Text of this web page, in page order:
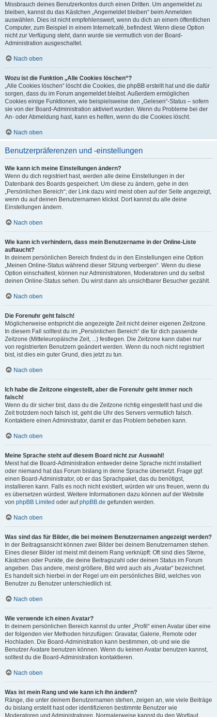
Missbrauch deines Benutzerkontos durch einen Dritten. Um angemeldet zu
bleiben, kannst du das Kästchen „Angemeldet bleiben“ beim Anmelden
auswählen. Dies ist nicht empfehlenswert, wenn du dich an einem öffentlichen
Computer, zum Beispiel in einem Internetcafé, befindest. Wenn diese Option
nicht zur Verfügung steht, dann wurde sie vermutlich von der Board-
Administration ausgeschaltet.
Nach oben
Wozu ist die Funktion „Alle Cookies löschen“?
„Alle Cookies löschen“ löscht die Cookies, die phpBB erstellt hat und die dafür
sorgen, dass du im Forum angemeldet bleibst. Außerdem ermöglichen
Cookies einige Funktionen, wie beispielsweise den „Gelesen“-Status – sofern
sie von der Board-Administration aktiviert wurden. Wenn du Probleme bei der
An- oder Abmeldung hast, kann es helfen, wenn du die Cookies löscht.
Nach oben
Benutzerpräferenzen und -einstellungen
Wie kann ich meine Einstellungen ändern?
Wenn du dich registriert hast, werden alle deine Einstellungen in der
Datenbank des Boards gespeichert. Um diese zu ändern, gehe in den
„Persönlichen Bereich“; der Link dazu wird meist oben auf der Seite angezeigt,
wenn du auf deinen Benutzernamen klickst. Dort kannst du alle deine
Einstellungen ändern.
Nach oben
Wie kann ich verhindern, dass mein Benutzername in der Online-Liste
auftaucht?
In deinem persönlichen Bereich findest du in den Einstellungen eine Option
„Meinen Online-Status während dieser Sitzung verbergen“. Wenn du diese
Option einschaltest, können nur Administratoren, Moderatoren und du selbst
deinen Online-Status sehen. Du wirst dann als unsichtbarer Besucher gezählt.
Nach oben
Die Forenuhr geht falsch!
Möglicherweise entspricht die angezeigte Zeit nicht deiner eigenen Zeitzone.
In diesem Fall solltest du im „Persönlichen Bereich“ die für dich passende
Zeitzone (Mitteleuropäische Zeit, ...) festlegen. Die Zeitzone kann dabei nur
von registrierten Benutzern geändert werden. Wenn du noch nicht registriert
bist, ist dies ein guter Grund, dies jetzt zu tun.
Nach oben
Ich habe die Zeitzone eingestellt, aber die Forenuhr geht immer noch
falsch!
Wenn du dir sicher bist, dass du die Zeitzone richtig eingestellt hast und die
Zeit trotzdem noch falsch ist, geht die Uhr des Servers vermutlich falsch.
Kontaktiere einen Administrator, damit er das Problem beheben kann.
Nach oben
Meine Sprache steht auf diesem Board nicht zur Auswahl!
Meist hat die Board-Administration entweder deine Sprache nicht installiert
oder niemand hat das Forum bislang in deine Sprache übersetzt. Frage ggf.
einen Board-Administrator, ob er das Sprachpaket, das du benötigst,
installieren kann. Falls es noch nicht existiert, würden wir uns freuen, wenn du
es übersetzen würdest. Weitere Informationen dazu können auf der Website
von phpBB Limited oder aufphpBB.de gefunden werden.
Nach oben
Was sind das für Bilder, die bei meinem Benutzernamen angezeigt werden?
In der Beitragsansicht können zwei Bilder bei deinem Benutzernamen stehen.
Eines dieser Bilder ist meist mit deinem Rang verknüpft: Oft sind dies Sterne,
Kästchen oder Punkte, die deine Beitragszahl oder deinen Status im Forum
angeben. Das andere, meist größere, Bild wird auch als „Avatar“ bezeichnet.
Es handelt sich hierbei in der Regel um ein persönliches Bild, welches von
Benutzer zu Benutzer unterschiedlich ist.
Nach oben
Wie verwende ich einen Avatar?
In deinem persönlichen Bereich kannst du unter „Profil“ einen Avatar über eine
der folgenden vier Methoden hinzufügen: Gravatar, Galerie, Remote oder
Hochladen. Die Board-Administration kann bestimmen, ob und wie die
Benutzer Avatare benutzen können. Wenn du keinen Avatar benutzen kannst,
solltest du die Board-Administration kontaktieren.
Nach oben
Was ist mein Rang und wie kann ich ihn ändern?
Ränge, die unter deinem Benutzernamen stehen, zeigen an, wie viele Beiträge
du bislang erstellt hast oder identifizieren bestimmte Benutzer wie
Moderatoren und Administratoren. Normalerweise kannst du den Wortlaut